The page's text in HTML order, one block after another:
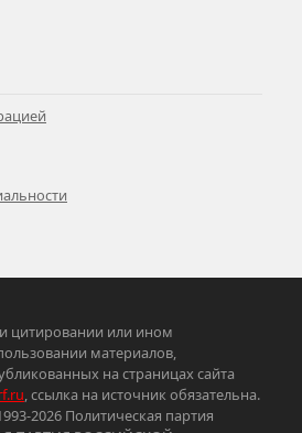
цитировании или ином
материалов,
на страницах сайта
, ссылка на источник обязательна.
2026 Политическая партия